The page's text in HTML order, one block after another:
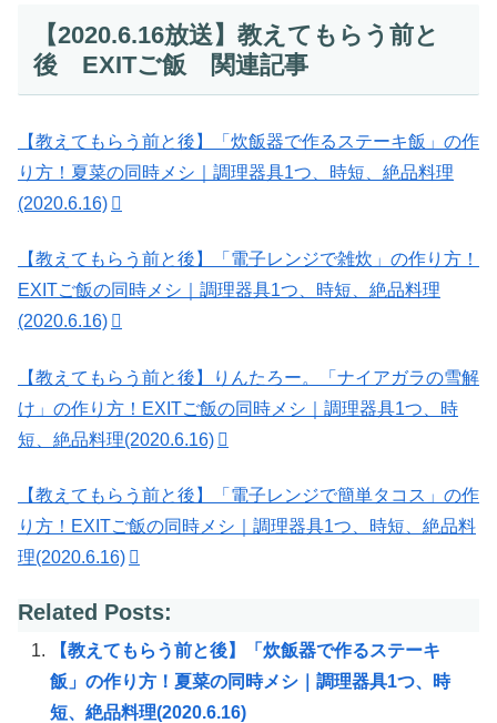
【2020.6.16放送】教えてもらう前と
後 EXITご飯 関連記事
【教えてもらう前と後】「炊飯器で作るステーキ飯」の作
り方！夏菜の同時メシ｜調理器具1つ、時短、絶品料理
(2020.6.16)
【教えてもらう前と後】「電子レンジで雑炊」の作り方！
EXITご飯の同時メシ｜調理器具1つ、時短、絶品料理
(2020.6.16)
【教えてもらう前と後】りんたろー。「ナイアガラの雪解
け」の作り方！EXITご飯の同時メシ｜調理器具1つ、時
短、絶品料理(2020.6.16)
【教えてもらう前と後】「電子レンジで簡単タコス」の作
り方！EXITご飯の同時メシ｜調理器具1つ、時短、絶品料
理(2020.6.16)
Related Posts:
【教えてもらう前と後】「炊飯器で作るステーキ
飯」の作り方！夏菜の同時メシ｜調理器具1つ、時
短、絶品料理(2020.6.16)